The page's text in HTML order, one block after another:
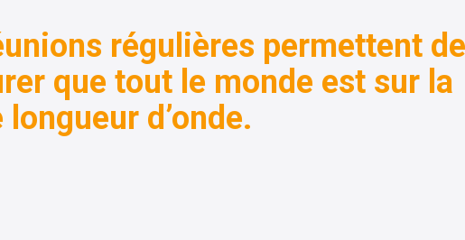
régulières permettent de
que tout le monde est sur la
longueur d’onde.